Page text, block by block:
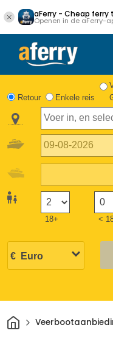
aFerry - Cheap ferry
Openen in de aFerry-
Retour Enkele reis
18+ <
Thuis